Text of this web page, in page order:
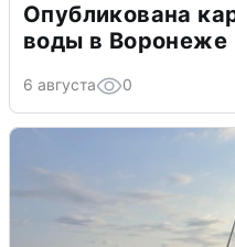
Опубликована
воды в Воронеже
6 августа 0